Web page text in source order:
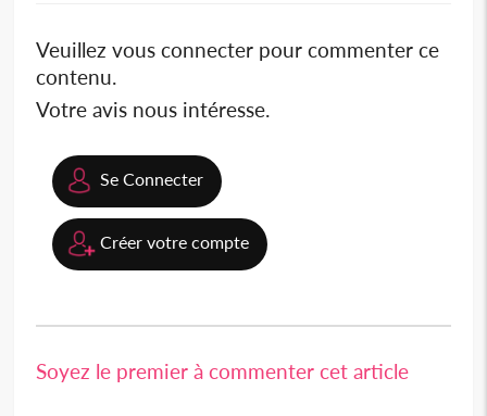
Veuillez vous connecter pour commenter ce
contenu.
Votre avis nous intéresse.
Se Connecter
Créer votre compte
Soyez le premier à commenter cet article